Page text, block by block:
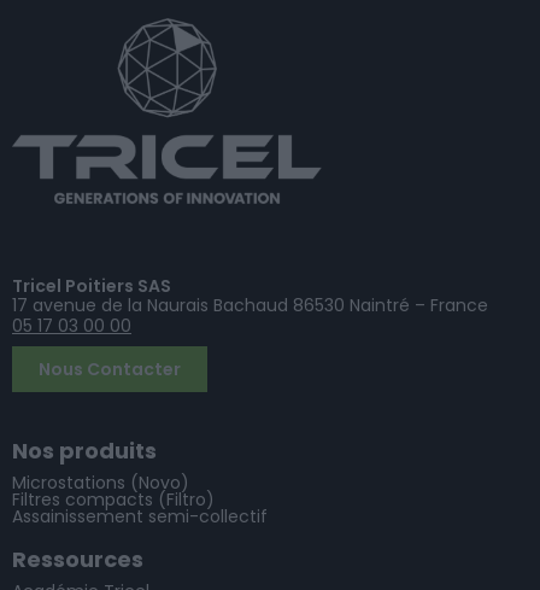
Tricel Poitiers SAS
17 avenue de la Naurais Bachaud 86530 Naintré – France
05 17 03 00 00
Nous Contacter
Nos produits
Microstations (Novo)
Filtres compacts (Filtro)
Assainissement semi-collectif
Ressources